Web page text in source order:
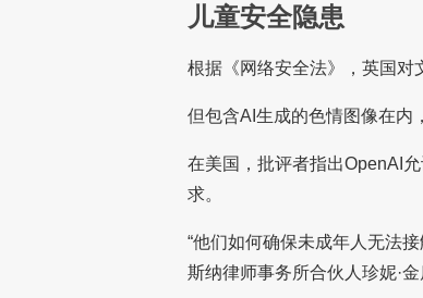
儿童安全隐患
根据《网络安全法》，英国对
但包含AI生成的色情图像在内
在美国，批评者指出OpenAI
求。
“他们如何确保未成年人无法
斯纳律师事务所合伙人珍妮·金